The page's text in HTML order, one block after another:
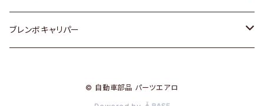
ダイハツ
トヨタ
ブレンボキャリパー
© 自動車部品 パーツエアロ